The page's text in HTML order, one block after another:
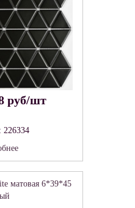
руб/шт
226334
матовая 6*39*45